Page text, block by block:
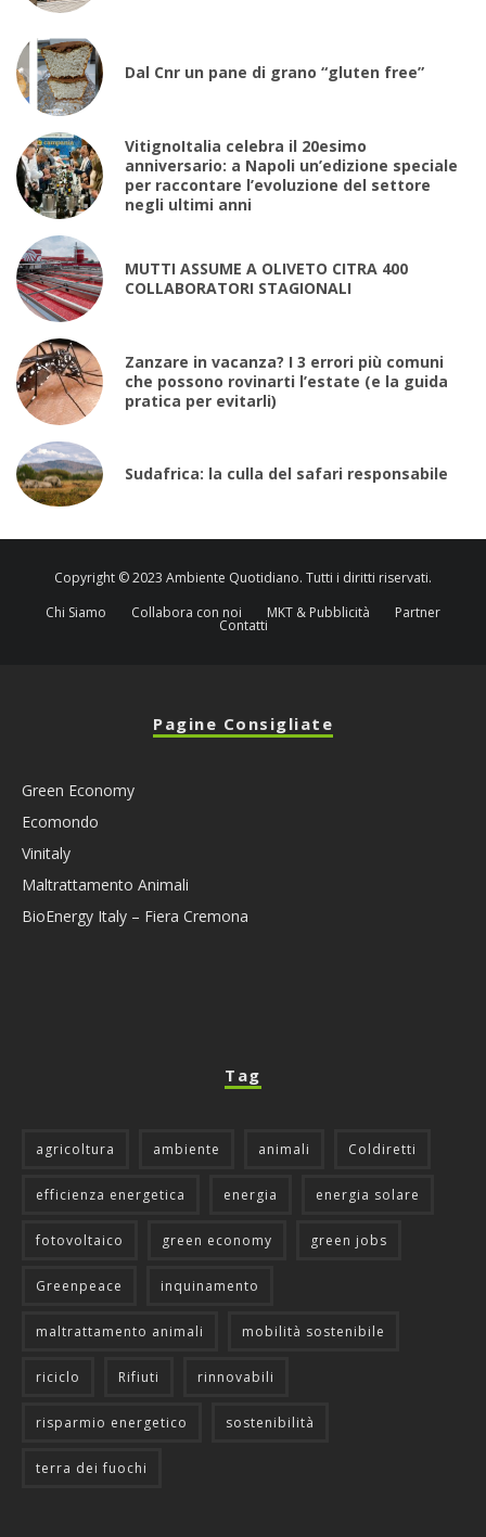
Dal Cnr un pane di grano “gluten free”
VitignoItalia celebra il 20esimo
anniversario: a Napoli un’edizione speciale
per raccontare l’evoluzione del settore
negli ultimi anni
MUTTI ASSUME A OLIVETO CITRA 400
COLLABORATORI STAGIONALI
Zanzare in vacanza? I 3 errori più comuni
che possono rovinarti l’estate (e la guida
pratica per evitarli)
Sudafrica: la culla del safari responsabile
Copyright © 2023 Ambiente Quotidiano. Tutti i diritti riservati.
Chi Siamo
Collabora con noi MKT & Pubblicità Partner
Contatti
Pagine Consigliate
Green Economy
Ecomondo
Vinitaly
Maltrattamento Animali
BioEnergy Italy – Fiera Cremona
Tag
agricoltura ambiente animali Coldiretti
efficienza energetica energia energia solare
fotovoltaico green economy green jobs
Greenpeace inquinamento
maltrattamento animali mobilità sostenibile
riciclo Rifiuti rinnovabili
risparmio energetico sostenibilità
terra dei fuochi